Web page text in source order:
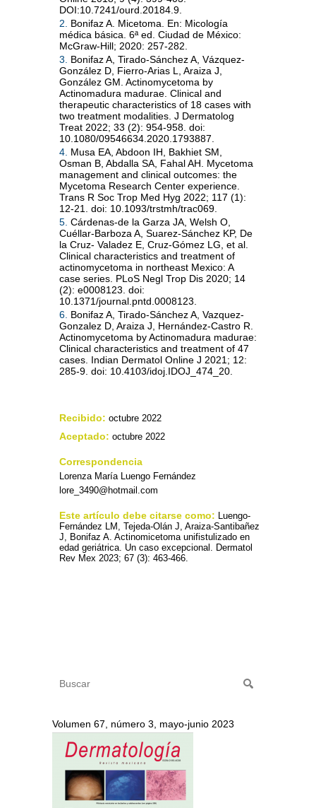
DOI:10.7241/ourd.20184.9.
2.
Bonifaz A. Micetoma. En: Micología
médica básica. 6ª ed. Ciudad de México:
McGraw-Hill; 2020: 257-282.
3.
Bonifaz A, Tirado-Sánchez A, Vázquez-
González D, Fierro-Arias L, Araiza J,
González GM. Actinomycetoma by
Actinomadura madurae. Clinical and
therapeutic characteristics of 18 cases with
two treatment modalities. J Dermatolog
Treat 2022; 33 (2): 954-958. doi:
10.1080/09546634.2020.1793887.
4. Musa EA, Abdoon IH, Bakhiet SM,
Osman B, Abdalla SA, Fahal AH. Mycetoma
management and clinical outcomes: the
Mycetoma Research Center experience.
Trans R Soc Trop Med Hyg 2022; 117 (1):
12-21. doi: 10.1093/trstmh/trac069.
5. Cárdenas-de la Garza JA, Welsh O,
Cuéllar-Barboza A, Suarez-Sánchez KP, De
la Cruz- Valadez E, Cruz-Gómez LG, et al.
Clinical characteristics and treatment of
actinomycetoma in northeast Mexico: A
case series. PLoS Negl Trop Dis 2020; 14
(2): e0008123. doi:
10.1371/journal.pntd.0008123.
6. Bonifaz A, Tirado‐Sánchez A, Vazquez‐
Gonzalez D, Araiza J, Hernández‐Castro R.
Actinomycetoma by Actinomadura madurae:
Clinical characteristics and treatment of 47
cases. Indian Dermatol Online J 2021; 12:
285‐9. doi: 10.4103/idoj.IDOJ_474_20.
Recibido: octubre 2022
Aceptado: octubre 2022
Correspondencia
Lorenza María Luengo Fernández
lore_3490@hotmail.com
Este artículo debe citarse como: Luengo-
Fernández LM, Tejeda-Olán J, Araiza-Santibañez
J, Bonifaz A. Actinomicetoma unifistulizado en
edad geriátrica. Un caso excepcional. Dermatol
Rev Mex 2023; 67 (3): 463-466.
Volumen 67, número 3, mayo-junio 2023